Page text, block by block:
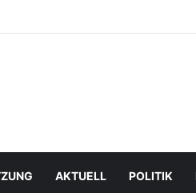
AKTUELL POLITIK